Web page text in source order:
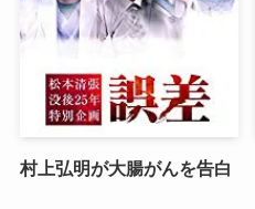
村上弘明が大腸がんを告白